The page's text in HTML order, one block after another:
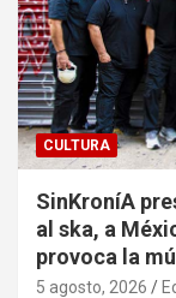
CULTURA
SinKroníA
al ska, a
provoca la
5 agosto, 2026